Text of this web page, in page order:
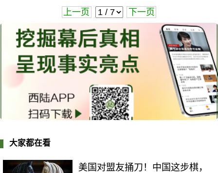
上一页 下一页
大家都在看
美国对盟友捅刀！中国这步棋，